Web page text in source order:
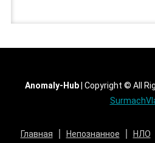
Anomaly-Hub Copyright © All
Главная Непознанное НЛО